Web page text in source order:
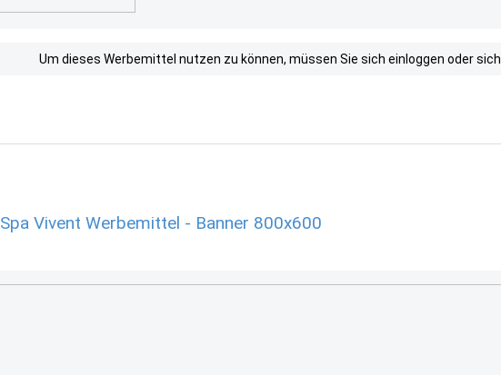
Um dieses Werbemittel nutzen zu können, müssen Sie sich einloggen oder sich
Spa Vivent Werbemittel - Banner 800x600